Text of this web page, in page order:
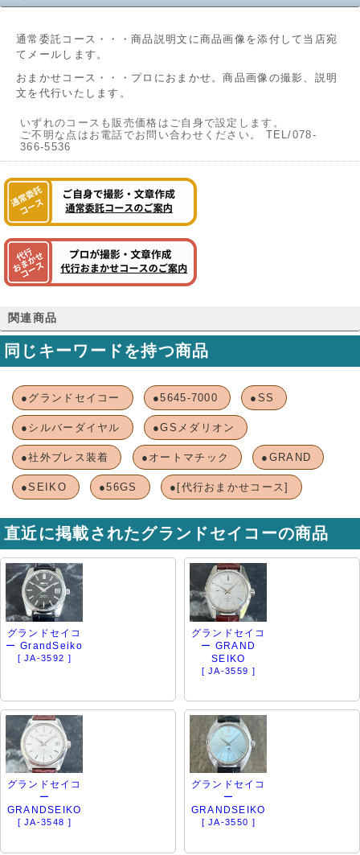
通常委託コース・・・商品説明文に商品画像を添付して当店宛
てメールします。
おまかせコース・・・プロにおまかせ。商品画像の撮影、説明
文を代行いたします。
いずれのコースも販売価格はご自身で設定します。
ご不明な点はお電話でお問い合わせください。 TEL/078-
366-5536
関連商品
同じキーワードを持つ商品
●グランドセイコー ●5645-7000 ●SS
●シルバーダイヤル ●GSメダリオン
●社外ブレス装着 ●オートマチック ●GRAND
●SEIKO ●56GS ●[代行おまかせコース]
直近に掲載されたグランドセイコーの商品
グランドセイコ
ー GrandSeiko
[ JA-3592 ]
グランドセイコ
ー GRAND
SEIKO
[ JA-3559 ]
グランドセイコ
ー
GRANDSEIKO
[ JA-3548 ]
グランドセイコ
ー
GRANDSEIKO
[ JA-3550 ]